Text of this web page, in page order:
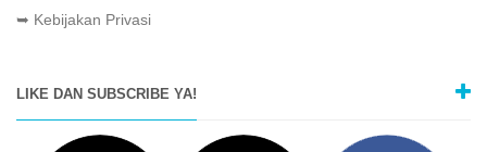
➥ Kebijakan Privasi
LIKE DAN SUBSCRIBE YA!